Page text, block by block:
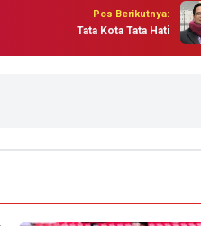
Pos Berikutnya:
Tata Kota Tata Hati